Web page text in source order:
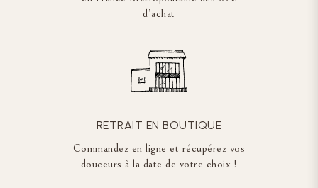
d’achat
RETRAIT EN BOUTIQUE
Commandez en ligne et récupérez vos
douceurs à la date de votre choix !